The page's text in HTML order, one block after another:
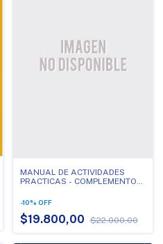
MANUAL DE ACTIVIDADES
PRACTICAS - COMPLEMENTO
ARTIFICIAL
-10% OFF
$19.800,00 $22.000,00